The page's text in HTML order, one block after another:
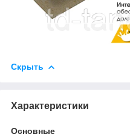
Скрыть
Характеристики
Основные